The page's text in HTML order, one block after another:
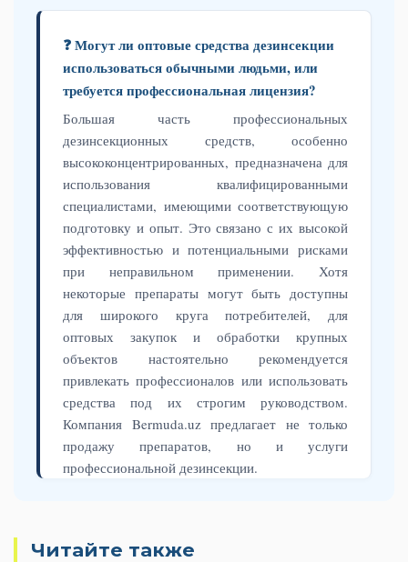
❓ Могут ли оптовые средства дезинсекции
использоваться обычными людьми, или
требуется профессиональная лицензия?
Большая часть профессиональных
дезинсекционных средств, особенно
высококонцентрированных, предназначена для
использования квалифицированными
специалистами, имеющими соответствующую
подготовку и опыт. Это связано с их высокой
эффективностью и потенциальными рисками
при неправильном применении. Хотя
некоторые препараты могут быть доступны
для широкого круга потребителей, для
оптовых закупок и обработки крупных
объектов настоятельно рекомендуется
привлекать профессионалов или использовать
средства под их строгим руководством.
Компания Bermuda.uz предлагает не только
продажу препаратов, но и услуги
профессиональной дезинсекции.
Читайте также